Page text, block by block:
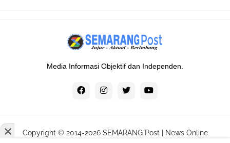
Media Informasi Objektif dan Independen.
Copyright © 2014-2026 SEMARANG Post | News Online